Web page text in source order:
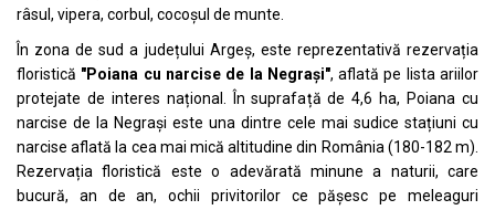
râsul, vipera, corbul, cocoșul de munte.
În zona de sud a județului Argeș, este reprezentativă rezervația
floristică "Poiana cu narcise de la Negrași", aflată pe lista ariilor
protejate de interes național. În suprafață de 4,6 ha, Poiana cu
narcise de la Negrași este una dintre cele mai sudice stațiuni cu
narcise aflată la cea mai mică altitudine din România (180-182 m).
Rezervația floristică este o adevărată minune a naturii, care
bucură, an de an, ochii privitorilor ce pășesc pe meleaguri